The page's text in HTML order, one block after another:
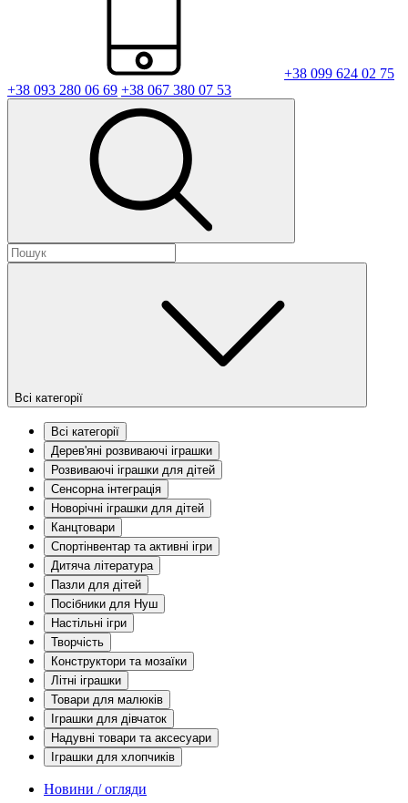
+38 099 624 02 75
+38 093 280 06 69 +38 067 380 07 53
Всі категорії
Всі категорії
Дерев'яні розвиваючі іграшки
Розвиваючі іграшки для дітей
Сенсорна інтеграція
Новорічні іграшки для дітей
Канцтовари
Спортінвентар та активні ігри
Дитяча література
Пазли для дітей
Посібники для Нуш
Настільні ігри
Творчість
Конструктори та мозаїки
Літні іграшки
Товари для малюків
Іграшки для дівчаток
Надувні товари та аксесуари
Іграшки для хлопчиків
Новини / огляди